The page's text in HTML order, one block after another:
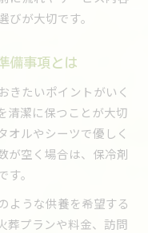
が大切です。
備事項とは
きたいポイントがいく
清潔に保つことが大切
オルやシーツで優しく
が空く場合は、保冷剤
。
ような供養を希望する
葬プランや料金、訪問